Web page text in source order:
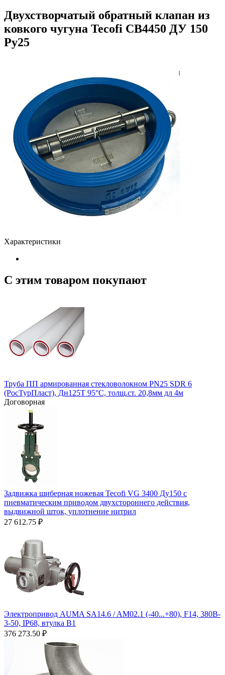
Двухстворчатый обратный клапан из
ковкого чугуна Tecofi CB4450 ДУ 150
Ру25
Характеристики
С этим товаром покупают
Труба ПП армированная стекловолокном PN25 SDR 6
(РосТурПласт), Дн125Т 95°С, толщ.ст. 20,8мм дл 4м
Договорная
Задвижка шиберная ножевая Tecofi VG 3400 Ду150 с
пневматическим приводом двухстороннего действия,
выдвижной шток, уплотнение нитрил
27 612.75 ₽
Электропривод AUMA SA14.6 / AM02.1 (-40...+80), F14, 380B-
3-50, IP68, втулка В1
376 273.50 ₽